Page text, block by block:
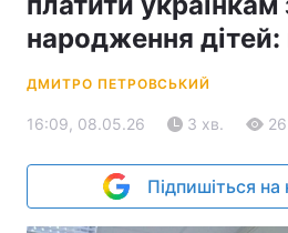
народження
ДМИТРО ПЕТРОВСЬКИЙ
16:09, 08.05.26 3 хв.
Підпишіться